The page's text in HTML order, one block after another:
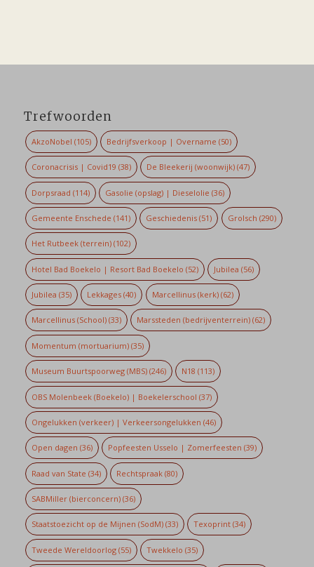
Trefwoorden
AkzoNobel (105) Bedrijfsverkoop | Overname (50)
Coronacrisis | Covid19 (38) De Bleekerij (woonwijk) (47)
Dorpsraad (114) Gasolie (opslag) | Dieselolie (36)
Gemeente Enschede (141) Geschiedenis (51) Grolsch (290)
Het Rutbeek (terrein)(102)
Hotel Bad Boekelo | Resort Bad Boekelo (52) Jubilea (56)
Jubilea (35) Lekkages (40) Marcellinus (kerk)(62)
Marcellinus (School)(33) Marssteden (bedrijventerrein) (62)
Momentum (mortuarium)(35)
Museum Buurtspoorweg (MBS)(246) N18 (113)
OBS Molenbeek (Boekelo) | Boekelerschool (37)
Ongelukken (verkeer) | Verkeersongelukken (46)
Open dagen (36) Popfeesten Usselo | Zomerfeesten (39)
Raad van State (34) Rechtspraak (80)
SABMiller (bierconcern)(36)
Staatstoezicht op de Mijnen (SodM)(33) Texoprint (34)
Tweede Wereldoorlog(55) Twekkelo (35)